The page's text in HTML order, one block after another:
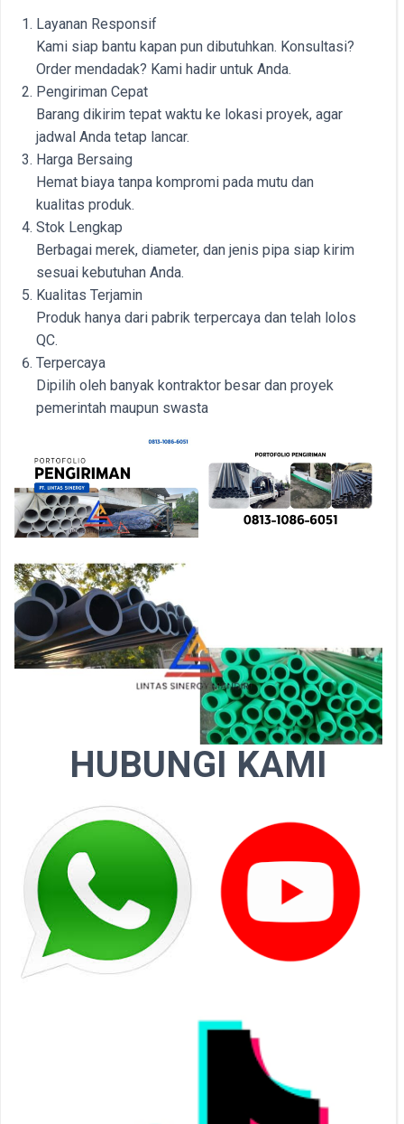
Layanan Responsif
Kami siap bantu kapan pun dibutuhkan. Konsultasi?
Order mendadak? Kami hadir untuk Anda.
Pengiriman Cepat
Barang dikirim tepat waktu ke lokasi proyek, agar
jadwal Anda tetap lancar.
Harga Bersaing
Hemat biaya tanpa kompromi pada mutu dan
kualitas produk.
Stok Lengkap
Berbagai merek, diameter, dan jenis pipa siap kirim
sesuai kebutuhan Anda.
Kualitas Terjamin
Produk hanya dari pabrik terpercaya dan telah lolos
QC.
Terpercaya
Dipilih oleh banyak kontraktor besar dan proyek
pemerintah maupun swasta
HUBUNGI KAMI